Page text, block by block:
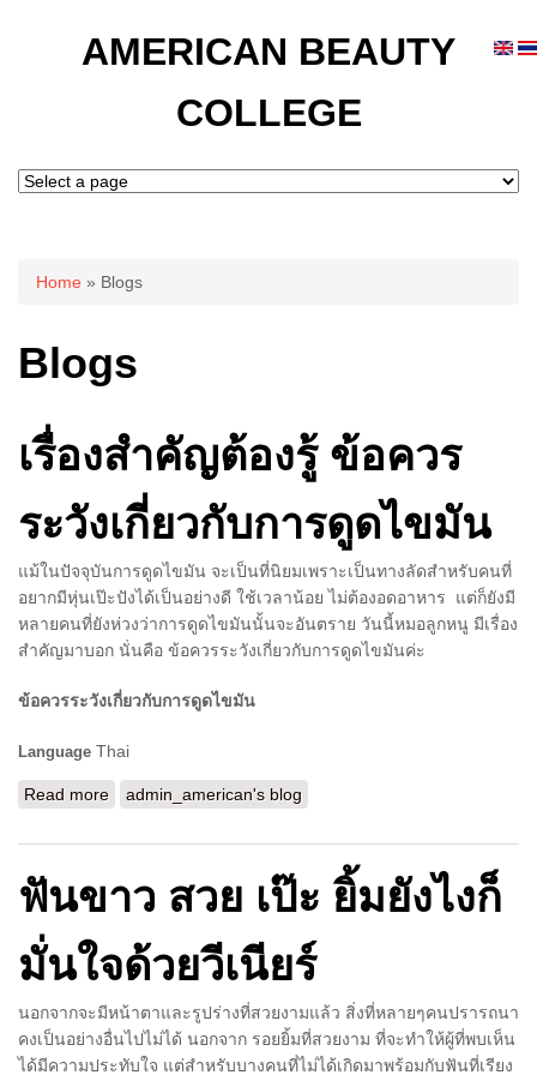
AMERICAN BEAUTY
COLLEGE
You are here
Home » Blogs
Blogs
เรื่องสำคัญต้องรู้ ข้อควร
ระวังเกี่ยวกับการดูดไขมัน
แม้ในปัจจุบันการดูดไขมัน จะเป็นที่นิยมเพราะเป็นทางลัดสำหรับคนที่
อยากมีหุ่นเป๊ะปังได้เป็นอย่างดี ใช้เวลาน้อย ไม่ต้องอดอาหาร แต่ก็ยังมี
หลายคนที่ยังห่วงว่าการดูดไขมันนั้นจะอันตราย วันนี้หมอลูกหนู มีเรื่อง
สำคัญมาบอก นั่นคือ ข้อควรระวังเกี่ยวกับการดูดไขมันค่ะ
ข้อควรระวังเกี่ยวกับการดูดไขมัน
Language Thai
Read more about เรื่องสำคัญต้องรู้ ข้อควรระวังเกี่ยวกับการดูดไขมัน
admin_american's blog
ฟันขาว สวย เป๊ะ ยิ้มยังไงก็
มั่นใจด้วยวีเนียร์
นอกจากจะมีหน้าตาและรูปร่างที่สวยงามแล้ว สิ่งที่หลายๆคนปรารถนา
คงเป็นอย่างอื่นไปไม่ได้ นอกจาก รอยยิ้มที่สวยงาม ที่จะทำให้ผู้ที่พบเห็น
ได้มีความประทับใจ แต่สำหรับบางคนที่ไม่ได้เกิดมาพร้อมกับฟันที่เรียง